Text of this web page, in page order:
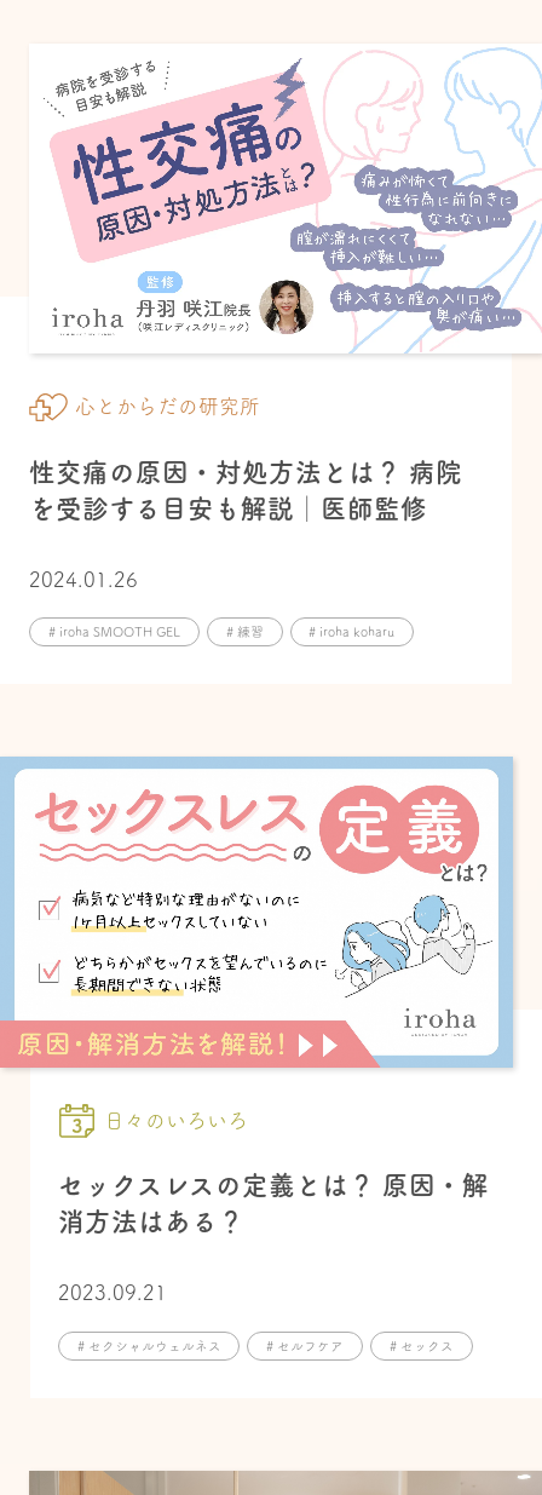
心とからだの研究所
性交痛の原因・対処方法とは？ 病院
を受診する目安も解説│医師監修
2024.01.26
# iroha SMOOTH GEL # 練習 # iroha koharu
日々のいろいろ
セックスレスの定義とは？ 原因・解
消方法はある？
2023.09.21
# セクシャルウェルネス # セルフケア # セックス